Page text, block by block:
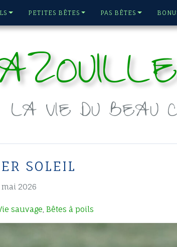
PETITES BÊTES PAS BÊTES
LA VIE DU BEAU
SOLEIL
mai 2026
sauvage Bêtes à poils